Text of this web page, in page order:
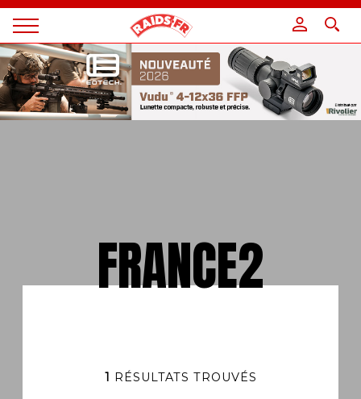
Magazine
Raids
FRANCE2
1 RÉSULTATS TROUVÉS
Panneau de gestion des cookies